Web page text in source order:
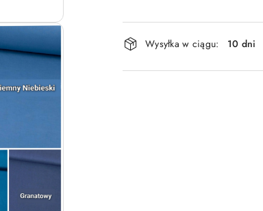
Dostępność
i
dostawa
Wysyłka w ciągu: 10 dni